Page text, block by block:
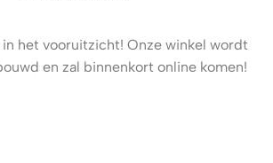
het vooruitzicht! Onze winkel wordt
en zal binnenkort online komen!